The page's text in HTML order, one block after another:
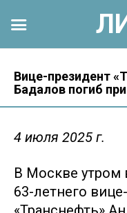
контенту
Вице-президент
Бадалов погиб
4 июля 2025 г.
В Москве утром
63-летнего